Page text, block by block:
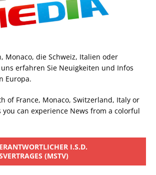
Monaco, die Schweiz, Italien oder
erfahren Sie Neuigkeiten und Infos
Europa.
of France, Monaco, Switzerland, Italy or
you can experience News from a colorful
I.S.D.
(MSTV)